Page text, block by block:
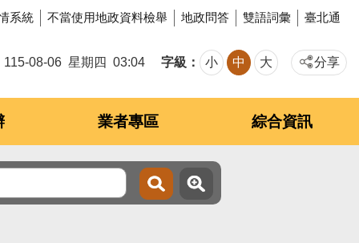
系統 不當使用地政資料檢舉 地政問答 雙語詞彙 臺北通
115-08-06 星期四 03:04 字級 小 中 大 分享
業者專區 綜合資訊